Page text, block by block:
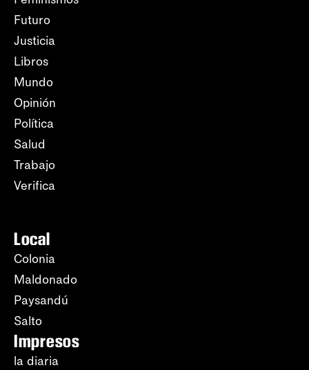
Futuro
Justicia
Libros
Mundo
Opinión
Política
Salud
Trabajo
Verifica
Local
Colonia
Maldonado
Paysandú
Salto
Impresos
la diaria